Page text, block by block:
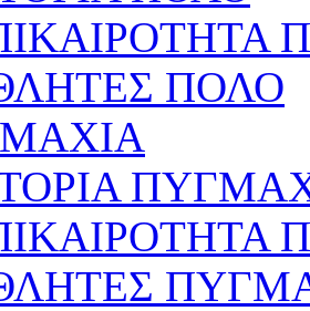
ΠΟΛΟ